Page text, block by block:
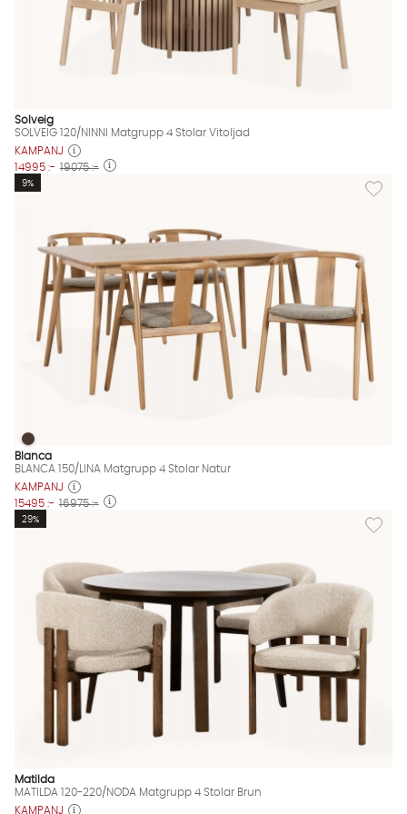
Solveig
SOLVEIG 120/NINNI Matgrupp 4 Stolar Vitoljad
KAMPANJ
14995 :- 19075 :-
Lägg
9%
BLANCA 150/LINA Matgrupp 4 Stolar Natur Finns även i dessa
BLANCA 150/LINA Matgrupp 4 Stolar Natur
Blanca
BLANCA 150/LINA Matgrupp 4 Stolar Natur
KAMPANJ
15495 :- 16975 :-
Lägg
29%
Matilda
MATILDA 120-220/NODA Matgrupp 4 Stolar Brun
KAMPANJ